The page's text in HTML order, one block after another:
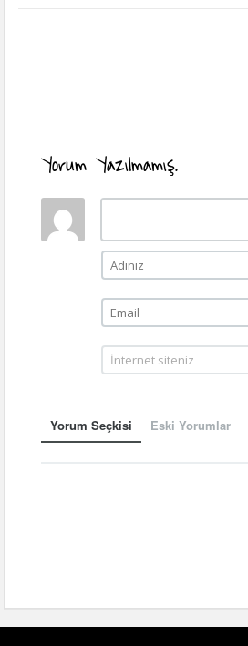
Yorum Yazılmamış.
Yorum Seçkisi Eski Yorumlar